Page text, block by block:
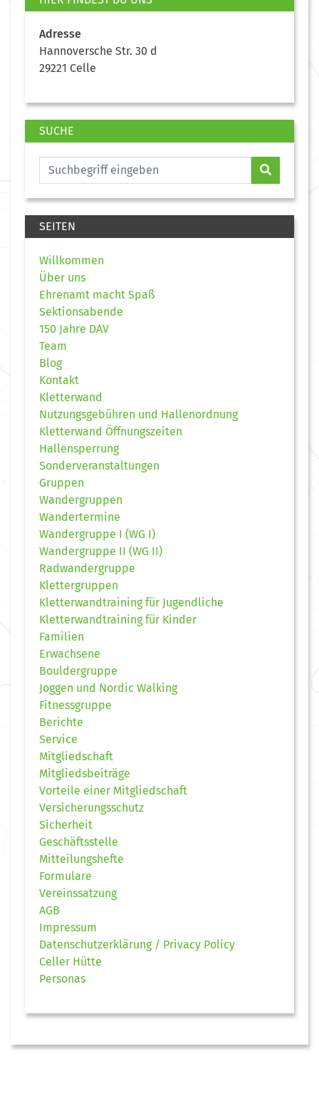
Adresse
Hannoversche Str. 30 d
29221 Celle
SUCHE
SEITEN
Willkommen
Über uns
Ehrenamt macht Spaß
Sektionsabende
150 Jahre DAV
Team
Blog
Kontakt
Kletterwand
Nutzungsgebühren und Hallenordnung
Kletterwand Öffnungszeiten
Hallensperrung
Sonderveranstaltungen
Gruppen
Wandergruppen
Wandertermine
Wandergruppe I (WG I)
Wandergruppe II (WG II)
Radwandergruppe
Klettergruppen
Kletterwandtraining für Jugendliche
Kletterwandtraining für Kinder
Familien
Erwachsene
Bouldergruppe
Joggen und Nordic Walking
Fitnessgruppe
Berichte
Service
Mitgliedschaft
Mitgliedsbeiträge
Vorteile einer Mitgliedschaft
Versicherungsschutz
Sicherheit
Geschäftsstelle
Mitteilungshefte
Formulare
Vereinssatzung
AGB
Impressum
Datenschutzerklärung / Privacy Policy
Celler Hütte
Personas